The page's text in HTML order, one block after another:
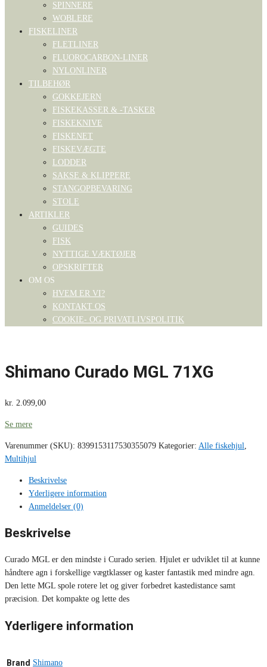
SPINNERE
WOBLERE
FISKELINER
FLETLINER
FLUOROCARBON-LINER
NYLONLINER
TILBEHØR
GOKKEJERN
FISKEKASSER & -TASKER
FISKEKNIVE
FISKENET
FISKEVÆGTE
LODDER
SAKSE & KLIPPERE
STANGOPBEVARING
STOLE
ARTIKLER
GUIDES
FISK
NYTTIGE VÆKTØJER
OPSKRIFTER
OM OS
HVEM ER VI?
KONTAKT OS
COOKIE- OG PRIVATLIVSPOLITIK
Shimano Curado MGL 71XG
kr. 2.099,00
Se mere
Varenummer (SKU): 8399153117530355079 Kategorier: Alle fiskehjul
Multihjul
Beskrivelse
Yderligere information
Anmeldelser (0)
Beskrivelse
Curado MGL er den mindste i Curado serien. Hjulet er udviklet til at kunne
håndtere agn i forskellige vægtklasser og kaster fantastik med mindre agn.
Den lette MGL spole rotere let og giver forbedret kastedistance samt
præcision. Det kompakte og lette des
Yderligere information
Brand Shimano